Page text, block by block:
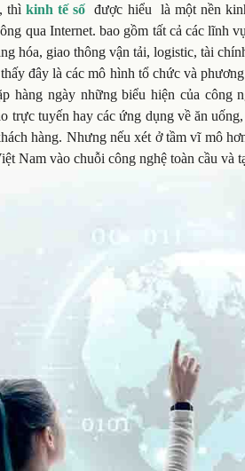
thìkinh tế số được hiểu là một nền
qua Internet.bao gồm tất cả các lĩnh
hóa, giao thông vận tải, logistic, tài
đây là các mô hình tổ chức và
hàng ngày những biểu hiện của
trực tuyến hay các ứng dụng về ăn
hàng. Nhưng nếu xét ở tầm vĩ mô
Nam vào chuỗi công nghệ toàn cầu